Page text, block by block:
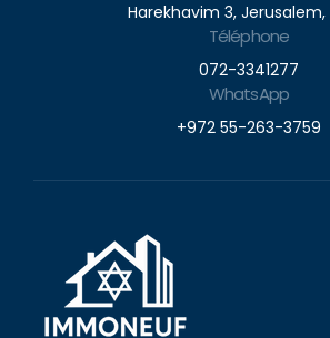
Harekhavim 3, Jerusalem,
Téléphone
072-3341277
WhatsApp
+972 55-263-3759